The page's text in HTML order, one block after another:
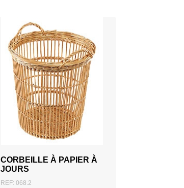
CORBEILLE À PAPIER À
JOURS
REF: 068.2
AJOUTER AU DEVIS